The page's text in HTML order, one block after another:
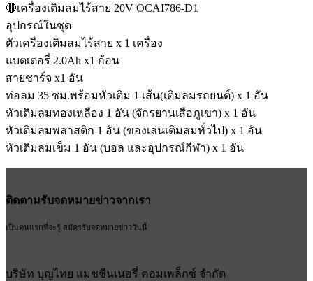
🔴เครื่องเติมลมไร้สาย 20V OCAI786-D1
อุปกรณ์ในชุด
ตัวเครื่องเติมลมไร้สาย x 1 เครื่อง
แบตเตอรี่ 2.0Ah x1 ก้อน
สายชาร์จ x1 อัน
ท่อลม 35 ซม.พร้อมหัวเติม 1 เส้น(เติมลมรถยนต์) x 1 อัน
หัวเติมลมทองเหลือง 1 อัน (จักรยานเสือภูเขา) x 1 อัน
หัวเติมลมพลาสติก 1 อัน (ของเล่นเติมลมทั่วไป) x 1 อัน
หัวเติมลมเข็ม 1 อัน (บอล และอุปกรณ์กีฬา) x 1 อัน
ติดตามรับจดหมายข่าวจากเรา
เป็นคนแรกที่จะรู้ สมัครรับจดหมายข่าววันนี้
บริษัท บุญไทย แมชชีนเนอรี่ คอมเพล็กซ์ จำกัด